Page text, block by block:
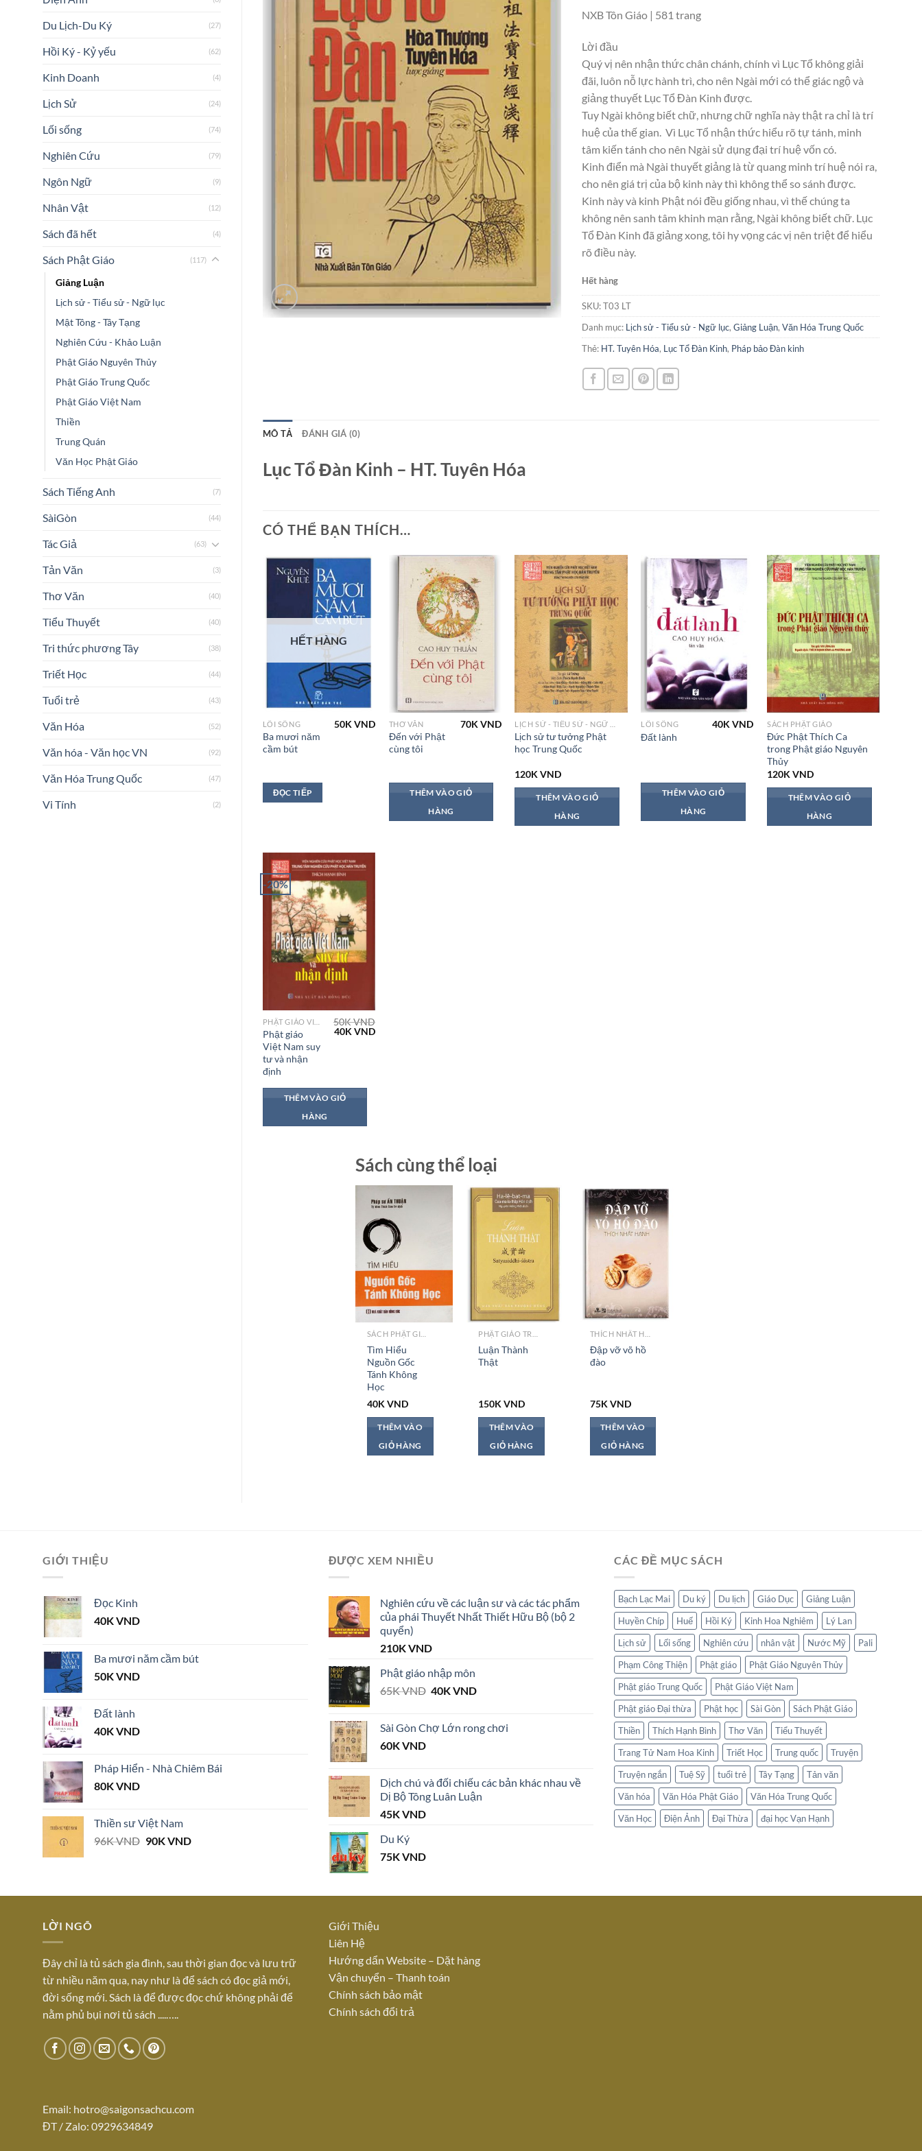
Du Lịch-Du Ký (27)
Hồi Ký - Kỷ yếu (62)
Kinh Doanh (4)
Lịch Sử (24)
Lối sống (74)
Nghiên Cứu (79)
Ngôn Ngữ (9)
Nhân Vật (12)
Sách đã hết (4)
Sách Phật Giáo (117)
Giảng Luận
Lịch sử - Tiểu sử - Ngữ lục
Mật Tông - Tây Tạng
Nghiên Cứu - Khảo Luận
Phật Giáo Nguyên Thủy
Phật Giáo Trung Quốc
Phật Giáo Việt Nam
Thiền
Trung Quán
Văn Học Phật Giáo
Sách Tiếng Anh (7)
SàiGòn (44)
Tác Giả (63)
Tản Văn (3)
Thơ Văn (40)
Tiểu Thuyết (40)
Tri thức phương Tây (38)
Triết Học (44)
Tuổi trẻ (43)
Văn Hóa (52)
Văn hóa - Văn học VN (92)
Văn Hóa Trung Quốc (47)
Vi Tính (2)
NXB Tôn Giáo | 581 trang
Lời đầu
Quý vị nên nhận thức chân chánh, chính vì Lục Tổ không giải
đãi, luôn nỗ lực hành trì, cho nên Ngài mới có thể giác ngộ và
giảng thuyết Lục Tổ Đàn Kinh được.
Tuy Ngài không biết chữ, nhưng chữ nghĩa này thật ra chỉ là trí
huệ của thế gian. Vì Lục Tổ nhận thức hiểu rõ tự tánh, minh
tâm kiến tánh cho nên Ngài sử dụng đại trí huệ vốn có.
Kinh điển mà Ngài thuyết giảng là từ quang minh trí huệ nói ra,
cho nên giá trị của bộ kinh này thì không thể so sánh được.
Kinh này và kinh Phật nói đều giống nhau, vì thế chúng ta
không nên sanh tâm khinh mạn rằng, Ngài không biết chữ. Lục
Tổ Đàn Kinh đã giảng xong, tôi hy vọng các vị nên triệt để hiểu
rõ điều này.
Hết hàng
SKU:T03 LT
Danh mục: Lịch sử - Tiểu sử - Ngữ lục, Giảng Luận, Văn Hóa Trung Quốc
Thẻ: HT. Tuyên Hóa, Lục Tổ Đàn Kinh, Pháp bảo Đàn kinh
MÔ TẢ ĐÁNH GIÁ (0)
Lục Tổ Đàn Kinh – HT. Tuyên Hóa
CÓ THỂ BẠN THÍCH…
HẾT HÀNG
LỐI SỐNG
Ba mươi năm
cầm bút
50KVND
ĐỌC TIẾP
THƠ VĂN
Đến với Phật
cùng tôi
70KVND
THÊM VÀO GIỎ
HÀNG
Lịch sử tư tưởng Phật
học Trung Quốc
120KVND
THÊM VÀO GIỎ
HÀNG
LỐI SỐNG
Đất lành
40KVND
THÊM VÀO GIỎ
HÀNG
SÁCH PHẬT GIÁO
Đức Phật Thích Ca
trong Phật giáo Nguyên
Thủy
120KVND
THÊM VÀO GIỎ
HÀNG
-20%
Phật giáo
Việt Nam suy
tư và nhận
định
50KVND
Giá
40KVNDGiá
THÊM VÀO GIỎ
HÀNG
Sách cùng thể loại
Tìm Hiểu
Nguồn Gốc
Tánh Không
Học
40KVND
THÊM VÀO
GIỎ HÀNG
Luận Thành
Thật
150KVND
THÊM VÀO
GIỎ HÀNG
Đập vỡ võ hồ
đào
75KVND
THÊM VÀO
GIỎ HÀNG
GIỚI THIỆU
Đọc Kinh
40KVND
Ba mươi năm cầm bút
50KVND
Đất lành
40KVND
Pháp Hiển - Nhà Chiêm Bái
80KVND
Thiền sư Việt Nam
96KVND Giá
90KVNDGiá
90K VND.
ĐƯỢC XEM NHIỀU
Nghiên cứu về các luận sư và các tác phẩm
của phái Thuyết Nhất Thiết Hữu Bộ (bộ 2
quyển)
210KVND
Phật giáo nhập môn
65KVND Giá
65K VND.
40KVNDGiá
là:
Sài Gòn Chợ Lớn rong chơi
60KVND
Dịch chú và đối chiếu các bản khác nhau về
Dị Bộ Tông Luân Luận
45KVND
Du Ký
75KVND
CÁC ĐỀ MỤC SÁCH
Bạch Lạc Mai Du ký Du lịch Giáo Dục
Giảng Luận
Huyền Chíp
Huế Hồi Ký Kinh Hoa Nghiêm
Lý Lan
Lịch sử
Lối sống Nghiên cứu nhân vật Nước Mỹ
Pali
Phạm Công Thiện
Phật giáo
Phật Giáo Nguyên Thủy
Phật giáo Trung Quốc
Phật Giáo Việt Nam
Phật giáo Đại thừa
Phật học Sài Gòn
Sách Phật Giáo
Thiền
Thích Hạnh Bình Thơ Văn
Tiểu Thuyết
Trang Tử Nam Hoa Kinh
Triết Học Trung quốc
Truyện
Truyện ngắn
Tuệ Sỹ tuổi trẻ Tây Tạng
Tản văn
Văn hóa
Văn Hóa Phật Giáo
Văn Hóa Trung Quốc
Văn Học
Điện Ảnh Đại Thừa đại học Vạn Hạnh
LỜI NGÕ
Đây chỉ là tủ sách gia đình, sau thời gian đọc và lưu trữ
từ nhiều năm qua, nay như là để sách có đọc giả mới,
đời sống mới. Sách là để được đọc chứ không phải để
nằm phủ bụi nơi tủ sách ....…..
Email: hotro@saigonsachcu.com
ĐT / Zalo: 0929634849
Giới Thiệu
Liên Hệ
Hướng dẩn Website – Dặt hàng
Vận chuyển – Thanh toán
Chính sách bảo mật
Chính sách đổi trả